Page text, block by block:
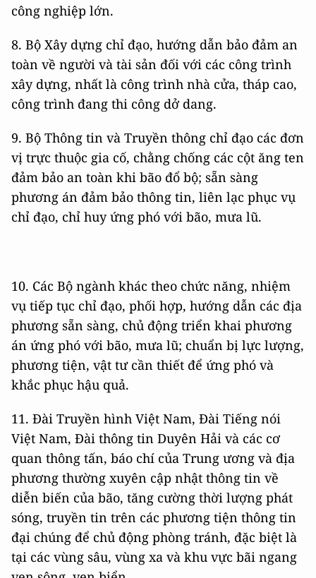
công nghiệp lớn.
8. Bộ Xây dựng chỉ đạo, hướng dẫn bảo đảm an
toàn về người và tài sản đối với các công trình
xây dựng, nhất là công trình nhà cửa, tháp cao,
công trình đang thi công dở dang.
9. Bộ Thông tin và Truyền thông chỉ đạo các đơn
vị trực thuộc gia cố, chằng chống các cột ăng ten
đảm bảo an toàn khi bão đổ bộ; sẵn sàng
phương án đảm bảo thông tin, liên lạc phục vụ
chỉ đạo, chỉ huy ứng phó với bão, mưa lũ.
10. Các Bộ ngành khác theo chức năng, nhiệm
vụ tiếp tục chỉ đạo, phối hợp, hướng dẫn các địa
phương sẵn sàng, chủ động triển khai phương
án ứng phó với bão, mưa lũ; chuẩn bị lực lượng,
phương tiện, vật tư cần thiết để ứng phó và
khắc phục hậu quả.
11. Đài Truyền hình Việt Nam, Đài Tiếng nói
Việt Nam, Đài thông tin Duyên Hải và các cơ
quan thông tấn, báo chí của Trung ương và địa
phương thường xuyên cập nhật thông tin về
diễn biến của bão, tăng cường thời lượng phát
sóng, truyền tin trên các phương tiện thông tin
đại chúng để chủ động phòng tránh, đặc biệt là
tại các vùng sâu, vùng xa và khu vực bãi ngang